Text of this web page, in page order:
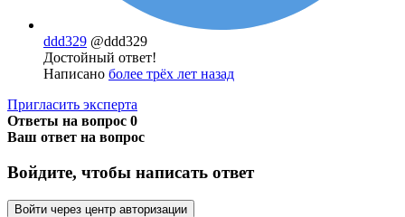
ddd329 @ddd329
Достойный ответ!
Написано более трёх лет назад
Пригласить эксперта
Ответы на вопрос 0
Ваш ответ на вопрос
Войдите, чтобы написать ответ
Войти через центр авторизации